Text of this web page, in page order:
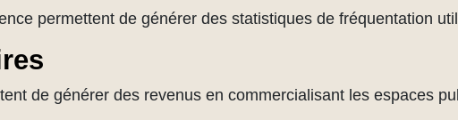
permettent de générer des statistiques de fréquentation
de générer des revenus en commercialisant les espaces